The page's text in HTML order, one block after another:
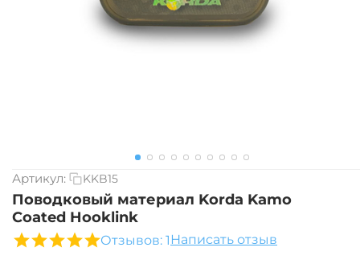
Артикул: KKB15
Поводковый материал Korda Kamo
Coated Hooklink
Отзывов: 1 Написать отзыв